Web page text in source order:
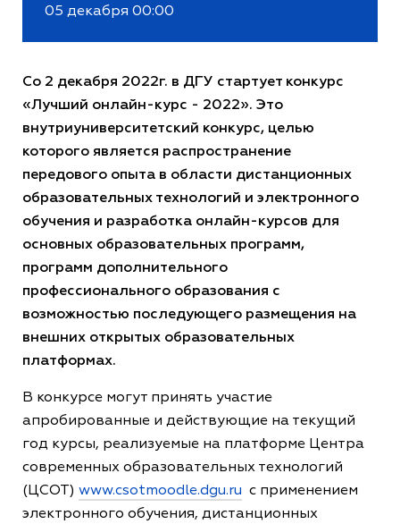
05 декабря 00:00
Со 2 декабря 2022г. в ДГУ стартует конкурс
«Лучший онлайн-курс - 2022». Это
внутриуниверситетский конкурс, целью
которого является распространение
передового опыта в области дистанционных
образовательных технологий и электронного
обучения и разработка онлайн-курсов для
основных образовательных программ,
программ дополнительного
профессионального образования с
возможностью последующего размещения на
внешних открытых образовательных
платформах.
В конкурсе могут принять участие
апробированные и действующие на текущий
год курсы, реализуемые на платформе Центра
современных образовательных технологий
(ЦСОТ) www.csotmoodle.dgu.ru с применением
электронного обучения, дистанционных